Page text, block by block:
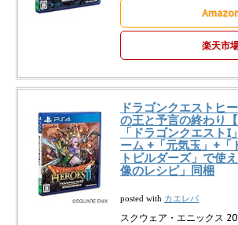
楽天市
ドラゴンクエスト
の王と予言の終わり【
「ドラゴンクエストI
ーム +「元気玉」+「
トビルダーズ」で使
像のレシピ」同梱
posted with カエレバ
スクウェア・エニックス